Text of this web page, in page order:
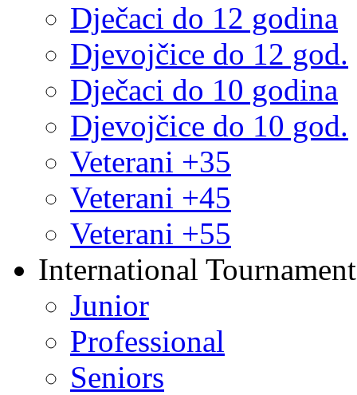
Dječaci do 12 godina
Djevojčice do 12 god.
Dječaci do 10 godina
Djevojčice do 10 god.
Veterani +35
Veterani +45
Veterani +55
International
Junior
Professional
Seniors